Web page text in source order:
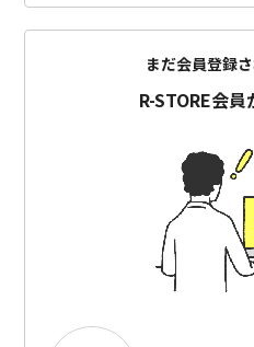
まだ会員登録
R-STORE会